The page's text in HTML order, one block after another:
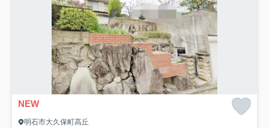
NEW
明石市大久保町高丘